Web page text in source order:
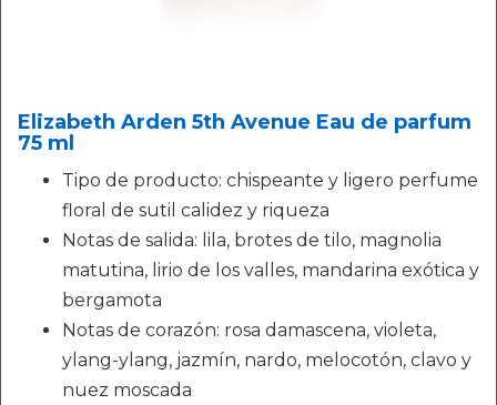
Elizabeth Arden 5th Avenue Eau de parfum
75 ml
Tipo de producto: chispeante y ligero perfume
floral de sutil calidez y riqueza
Notas de salida: lila, brotes de tilo, magnolia
matutina, lirio de los valles, mandarina exótica y
bergamota
Notas de corazón: rosa damascena, violeta,
ylang-ylang, jazmín, nardo, melocotón, clavo y
nuez moscada